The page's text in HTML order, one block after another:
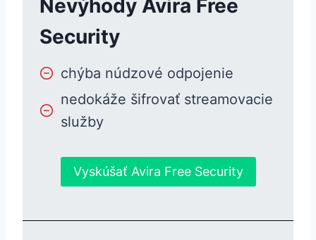
Nevýhody Avira Free
Security
chýba núdzové odpojenie
nedokáže šifrovať streamovacie
služby
Vyskúšať Avira Free Security